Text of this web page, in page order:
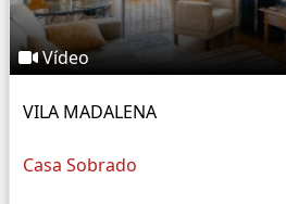
Vídeo
VILA MADALENA
Casa Sobrado